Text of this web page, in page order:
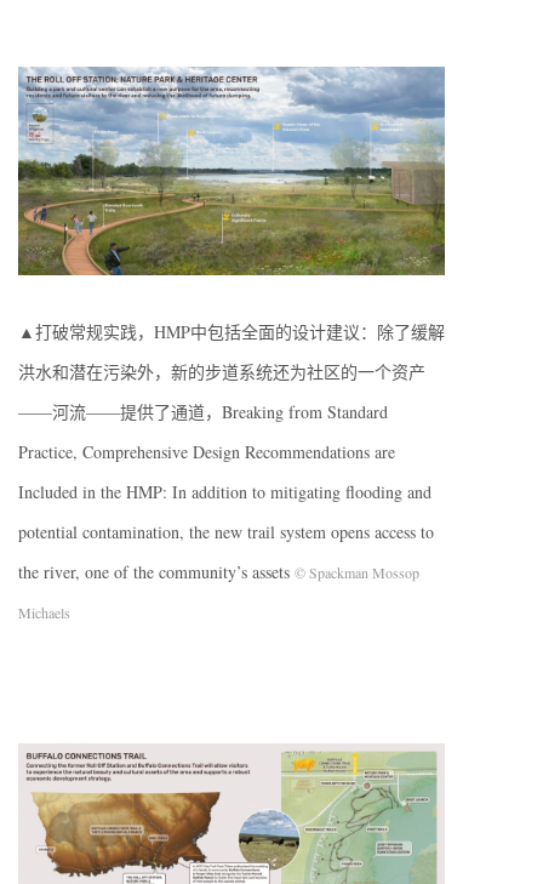
▲打破常规实践，HMP中包括全面的设计建议：除了缓解
洪水和潜在污染外，新的步道系统还为社区的一个资产
——河流——提供了通道，Breaking from Standard
Practice, Comprehensive Design Recommendations are
Included in the HMP: In addition to mitigating flooding and
potential contamination, the new trail system opens access to
the river, one of the community’s assets © Spackman Mossop
Michaels